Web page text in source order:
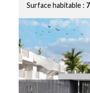
Surface habitable :